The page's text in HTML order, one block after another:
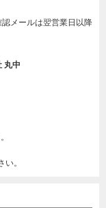
メールは翌営業日以降
丸中
。